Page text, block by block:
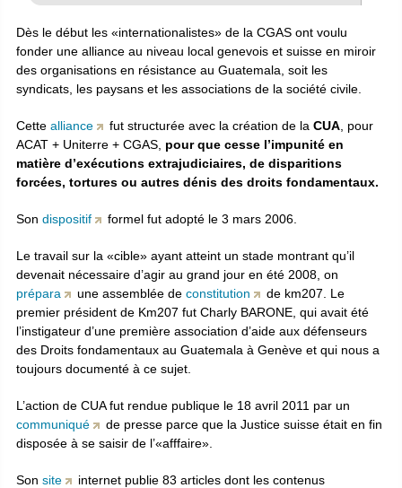
Dès le début les «internationalistes» de la CGAS ont voulu
fonder une alliance au niveau local genevois et suisse en miroir
des organisations en résistance au Guatemala, soit les
syndicats, les paysans et les associations de la société civile.
Cettealliance fut structurée avec la création de laCUA , pour
ACAT + Uniterre + CGAS, pour que cesse l’impunité en
matière d’exécutions extrajudiciaires, de disparitions
forcées, tortures ou autres dénis des droits fondamentaux.
Sondispositif formel fut adopté le 3 mars 2006.
Le travail sur la «cible» ayant atteint un stade montrant qu’il
devenait nécessaire d’agir au grand jour en été 2008, on
prépara
une assemblée deconstitution
de km207. Le
premier président de Km207 fut Charly BARONE, qui avait été
l’instigateur d’une première association d’aide aux défenseurs
des Droits fondamentaux au Guatemala à Genève et qui nous a
toujours documenté à ce sujet.
L’action de CUA fut rendue publique le 18 avril 2011 par un
communiqué
de presse parce que la Justice suisse était en fin
disposée à se saisir de l’«afffaire».
Sonsite
internet publie 83 articles dont les contenus